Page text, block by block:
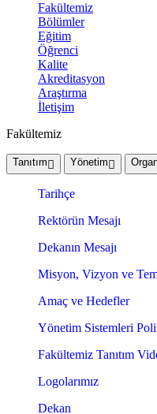
Fakültemiz
Bölümler
Eğitim
Öğrenci
Kalite
Akreditasyon
Araştırma
İletişim
Fakültemiz
Tanıtım Yönetim
Tarihçe
Rektörün Mesajı
Dekanın Mesajı
Misyon, Vizyon ve
Amaç ve Hedefler
Yönetim Sistemleri
Fakültemiz Tanıtım
Logolarımız
Dekan